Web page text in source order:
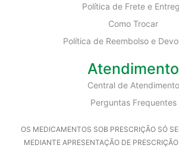
Política de Frete e
Como Trocar
Política de Reembolso e
Atendimento
Central de Atendimento
Perguntas Frequentes
OS MEDICAMENTOS SOB PRESCRIÇÃO SÓ
MEDIANTE APRESENTAÇÃO DE